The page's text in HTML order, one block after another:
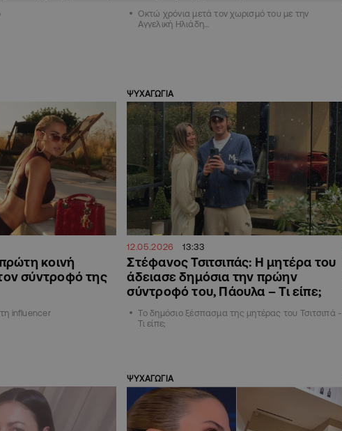
Οκτώ χρόνια μετά τον χωρισμό του με την
Αγγελική Ηλιάδη…
κοινή
σύντροφό της
influencer
ΨΥΧΑΓΩΓΙΑ
12.05.2026 13:33
Στέφανος Τσιτσιπάς: Η μητέρα του
άδειασε δημόσια την πρώην
σύντροφό του, Πάουλα – Τι είπε;
Το δημόσιο ξέσπασμα της μητέρας του Τσιτσιπά -
Τι είπε;
ΨΥΧΑΓΩΓΙΑ